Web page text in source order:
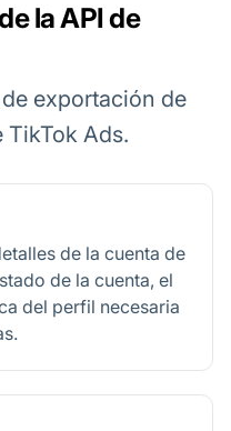
la API de
exportación de
TikTok Ads.
de la cuenta de
de la cuenta, el
del perfil necesaria